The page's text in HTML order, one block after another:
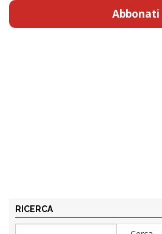
Abbonati
RICERCA